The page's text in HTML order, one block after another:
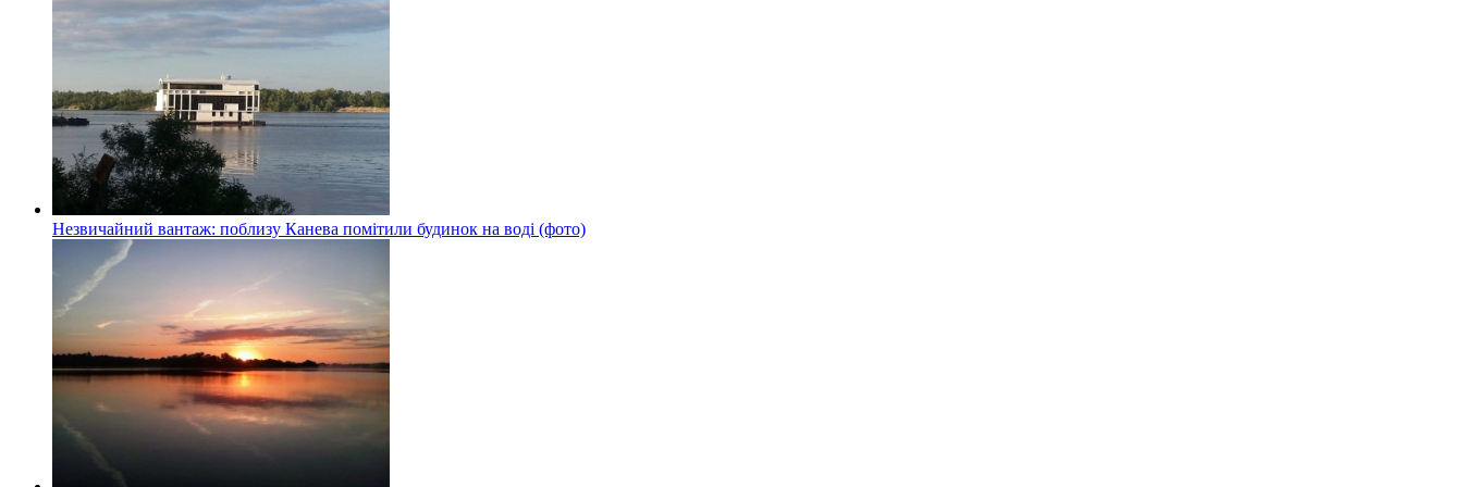
Незвичайний вантаж: поблизу Канева помітили будинок на воді (фото)